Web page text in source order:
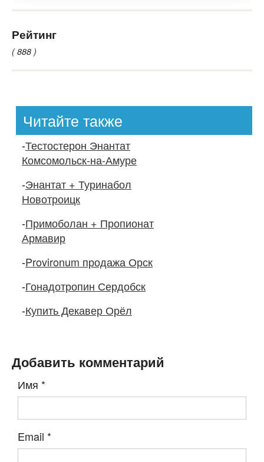
Рейтинг
( 888 )
Читайте также
-Тестостерон Энантат
Комсомольск-на-Амуре
-Энантат + Туринабол
Новотроицк
-Примоболан + Пропионат
Армавир
-Provironum продажа Орск
-Гонадотропин Сердобск
-Купить Декавер Орёл
Добавить комментарий
Имя *
Email *